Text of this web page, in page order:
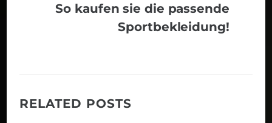
So kaufen sie die passende
Sportbekleidung!
RELATED POSTS